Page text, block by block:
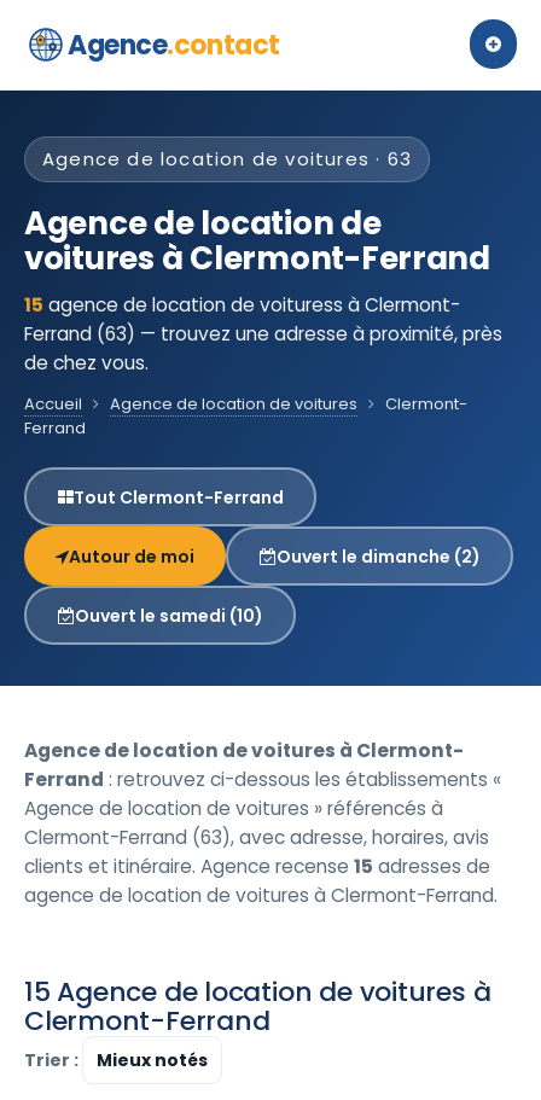
Agence.contact
Agence de location de voitures · 63
Agence de location de
voitures à Clermont-Ferrand
15 agence de location de voituress à Clermont-
Ferrand (63) — trouvez une adresse à proximité, près
de chez vous.
Accueil Agence de location de voitures
Clermont-
Ferrand
Tout Clermont-Ferrand
Autour de moi Ouvert le dimanche (2)
Ouvert le samedi (10)
Agence de location de voitures à Clermont-
Ferrand : retrouvez ci-dessous les établissements «
Agence de location de voitures » référencés à
Clermont-Ferrand (63), avec adresse, horaires, avis
clients et itinéraire. Agence recense 15 adresses de
agence de location de voitures à Clermont-Ferrand.
15 Agence de location de voitures à
Clermont-Ferrand
Trier :